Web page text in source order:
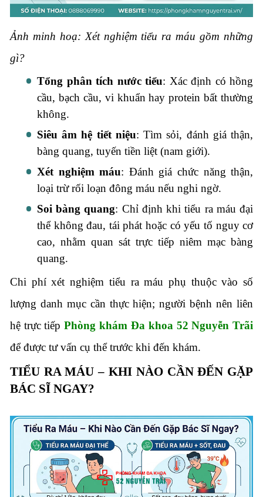
Ảnh minh hoạ: Xét nghiệm tiểu ra máu gồm những
gì?
Tổng phân tích nước tiểu: Xác định có hồng
cầu, bạch cầu, vi khuẩn hay protein bất thường
không.
Siêu âm hệ tiết niệu: Tìm sỏi, đánh giá thận,
bàng quang, tuyến tiền liệt (nam giới).
Xét nghiệm máu: Đánh giá chức năng thận,
loại trừ rối loạn đông máu nếu nghi ngờ.
Soi bàng quang: Chỉ định khi tiểu ra máu đại
thể không đau, tái phát hoặc có yếu tố nguy cơ
cao, nhằm quan sát trực tiếp niêm mạc bàng
quang.
Chi phí xét nghiệm tiểu ra máu phụ thuộc vào số
lượng danh mục cần thực hiện; người bệnh nên liên
hệ trực tiếpPhòng khám Đa khoa 52 Nguyễn Trãi
để được tư vấn cụ thể trước khi đến khám.
TIỂU RA MÁU – KHI NÀO CẦN ĐẾN GẶP
BÁC SĨ NGAY?